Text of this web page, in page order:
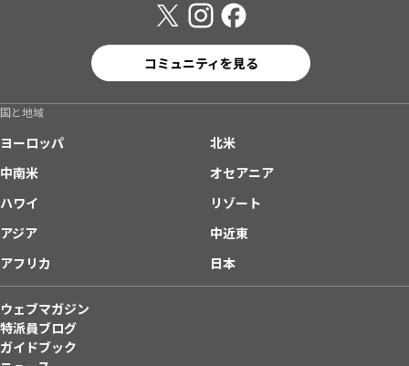
コミュニティを見る
国と地域
ヨーロッパ
北米
中南米
オセアニア
ハワイ
リゾート
アジア
中近東
アフリカ
日本
ウェブマガジン
特派員ブログ
ガイドブック